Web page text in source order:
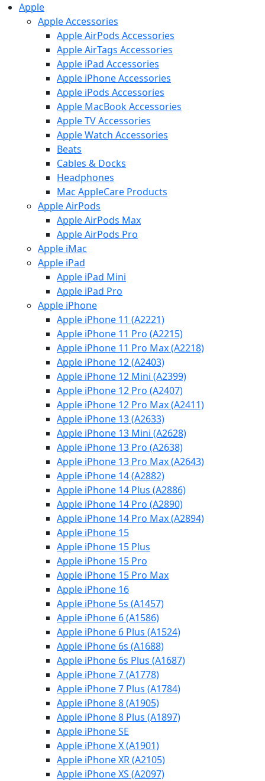
Apple
Apple Accessories
Apple AirPods Accessories
Apple AirTags Accessories
Apple iPad Accessories
Apple iPhone Accessories
Apple iPods Accessories
Apple MacBook Accessories
Apple TV Accessories
Apple Watch Accessories
Beats
Cables & Docks
Headphones
Mac AppleCare Products
Apple AirPods
Apple AirPods Max
Apple AirPods Pro
Apple iMac
Apple iPad
Apple iPad Mini
Apple iPad Pro
Apple iPhone
Apple iPhone 11 (A2221)
Apple iPhone 11 Pro (A2215)
Apple iPhone 11 Pro Max (A2218)
Apple iPhone 12 (A2403)
Apple iPhone 12 Mini (A2399)
Apple iPhone 12 Pro (A2407)
Apple iPhone 12 Pro Max (A2411)
Apple iPhone 13 (A2633)
Apple iPhone 13 Mini (A2628)
Apple iPhone 13 Pro (A2638)
Apple iPhone 13 Pro Max (A2643)
Apple iPhone 14 (A2882)
Apple iPhone 14 Plus (A2886)
Apple iPhone 14 Pro (A2890)
Apple iPhone 14 Pro Max (A2894)
Apple iPhone 15
Apple iPhone 15 Plus
Apple iPhone 15 Pro
Apple iPhone 15 Pro Max
Apple iPhone 16
Apple iPhone 5s (A1457)
Apple iPhone 6 (A1586)
Apple iPhone 6 Plus (A1524)
Apple iPhone 6s (A1688)
Apple iPhone 6s Plus (A1687)
Apple iPhone 7 (A1778)
Apple iPhone 7 Plus (A1784)
Apple iPhone 8 (A1905)
Apple iPhone 8 Plus (A1897)
Apple iPhone SE
Apple iPhone X (A1901)
Apple iPhone XR (A2105)
Apple iPhone XS (A2097)